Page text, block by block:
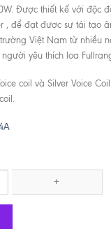
Được thiết kế với độc
, để đạt được sự tái tạo
Việt Nam từ nhiều
yêu thích loa
coil và Silver Voice
số lượng